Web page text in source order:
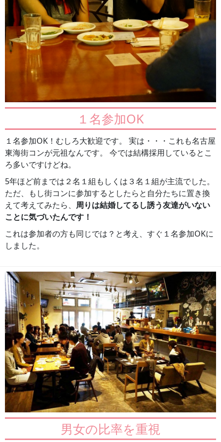
１名参加OK
１名参加OK！むしろ大歓迎です。 実は・・・これも名古屋
東海街コンが元祖なんです。 今では結構採用しているとこ
ろ多いですけどね。
5年ほど前までは２名１組もしくは３名１組が主流でした。
ただ、もし街コンに参加するとしたらと自分たちに置き換
えて考えてみたら、 周りは結婚してるし誘う友達がいない
ことに気づいたんです！
これは参加者の方も同じでは？と考え、すぐ１名参加OKに
しました。
男女の比率を重視